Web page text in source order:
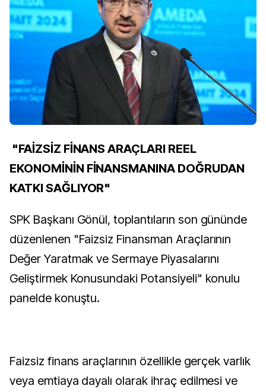
"FAİZSİZ FİNANS ARAÇLARI REEL
EKONOMİNİN FİNANSMANINA DOĞRUDAN
KATKI SAĞLIYOR"
SPK Başkanı Gönül, toplantıların son gününde
düzenlenen "Faizsiz Finansman Araçlarının
Değer Yaratmak ve Sermaye Piyasalarını
Geliştirmek Konusundaki Potansiyeli" konulu
panelde konuştu.
Faizsiz finans araçlarının özellikle gerçek varlık
veya emtiaya dayalı olarak ihraç edilmesi ve